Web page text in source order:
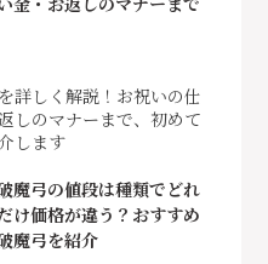
詳しく解説！お祝いの仕
しのマナーまで、初めて
します
魔弓の値段は種類でどれ
け価格が違う？おすすめ
魔弓を紹介